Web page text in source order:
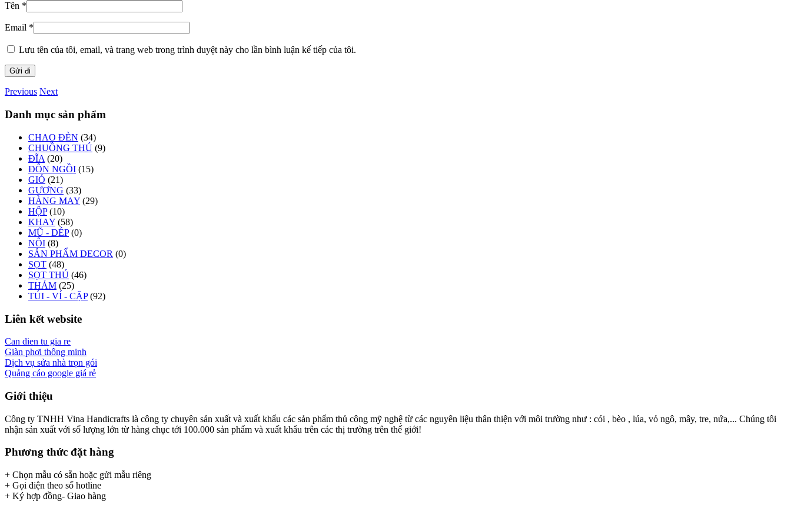
Tên *
Email *
Lưu tên của tôi, email, và trang web trong trình duyệt này cho lần bình luận kế tiếp của tôi.
Previous Next
Danh mục sản phẩm
CHAO ĐÈN (34)
CHUỒNG THÚ (9)
ĐĨA (20)
ĐÔN NGỒI (15)
GIỎ (21)
GƯƠNG (33)
HÀNG MAY (29)
HỘP (10)
KHAY (58)
MŨ - DÉP (0)
NÔI (8)
SẢN PHẨM DECOR (0)
SỌT (48)
SỌT THÚ (46)
THẢM (25)
TÚI - VÍ - CẶP (92)
Liên kết website
Can dien tu gia re
Giàn phơi thông minh
Dịch vụ sửa nhà trọn gói
Quảng cáo google giá rẻ
Giới thiệu
Công ty TNHH Vina Handicrafts là công ty chuyên sản xuất và xuất khẩu các sản phẩm thủ công mỹ nghệ từ các nguyên liệu thân thiện với môi trường như : cói , bèo , lúa, vỏ ngô, mây, tre, nứa,... Chúng tôi
nhận sản xuất với số lượng lớn từ hàng chục tới 100.000 sản phẩm và xuất khẩu trên các thị trường trên thế giới!
Phương thức đặt hàng
+ Chọn mẫu có sẵn hoặc gửi mẫu riêng
+ Gọi điện theo số hotline
+ Ký hợp đồng- Giao hàng